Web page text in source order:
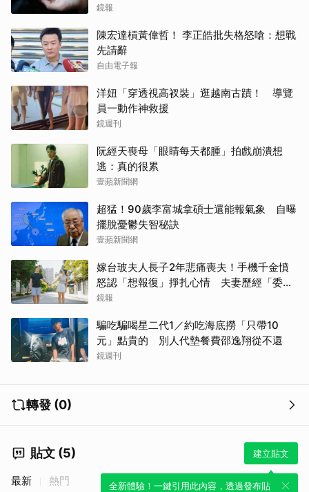
鏡報
陳宏達槓黃偉哲！ 李正皓批失格怒嗆：想戰
先請辭
自由電子報
洋妞「穿透視高衩裝」逛越南古蹟！ 導覽
員一動作神救援
鏡週刊
阮經天喪母「眼睛每天都腫」拍戲崩潰想
逃：真的很累
壹蘋新聞網
超猛！90歲李富城拿碩士還能報氣象 自曝
擺脫憂鬱失智秘訣
壹蘋新聞網
嫁台玻夫人長子2年悲痛喪夫！手機千金憤
怒認「想報復」掙扎心情 夫妻歷經「委屈
與不平」只能安靜
鏡報
騙吃騙喝星二代1／約吃海底撈「只帶10
元」點貴的 別人代墊餐費邵逸翔從不還
鏡週刊
轉發 (0)
貼文 (5) 建立貼文
全新體驗！一鍵引用此內容，透過發布貼
最新 熱門
取消